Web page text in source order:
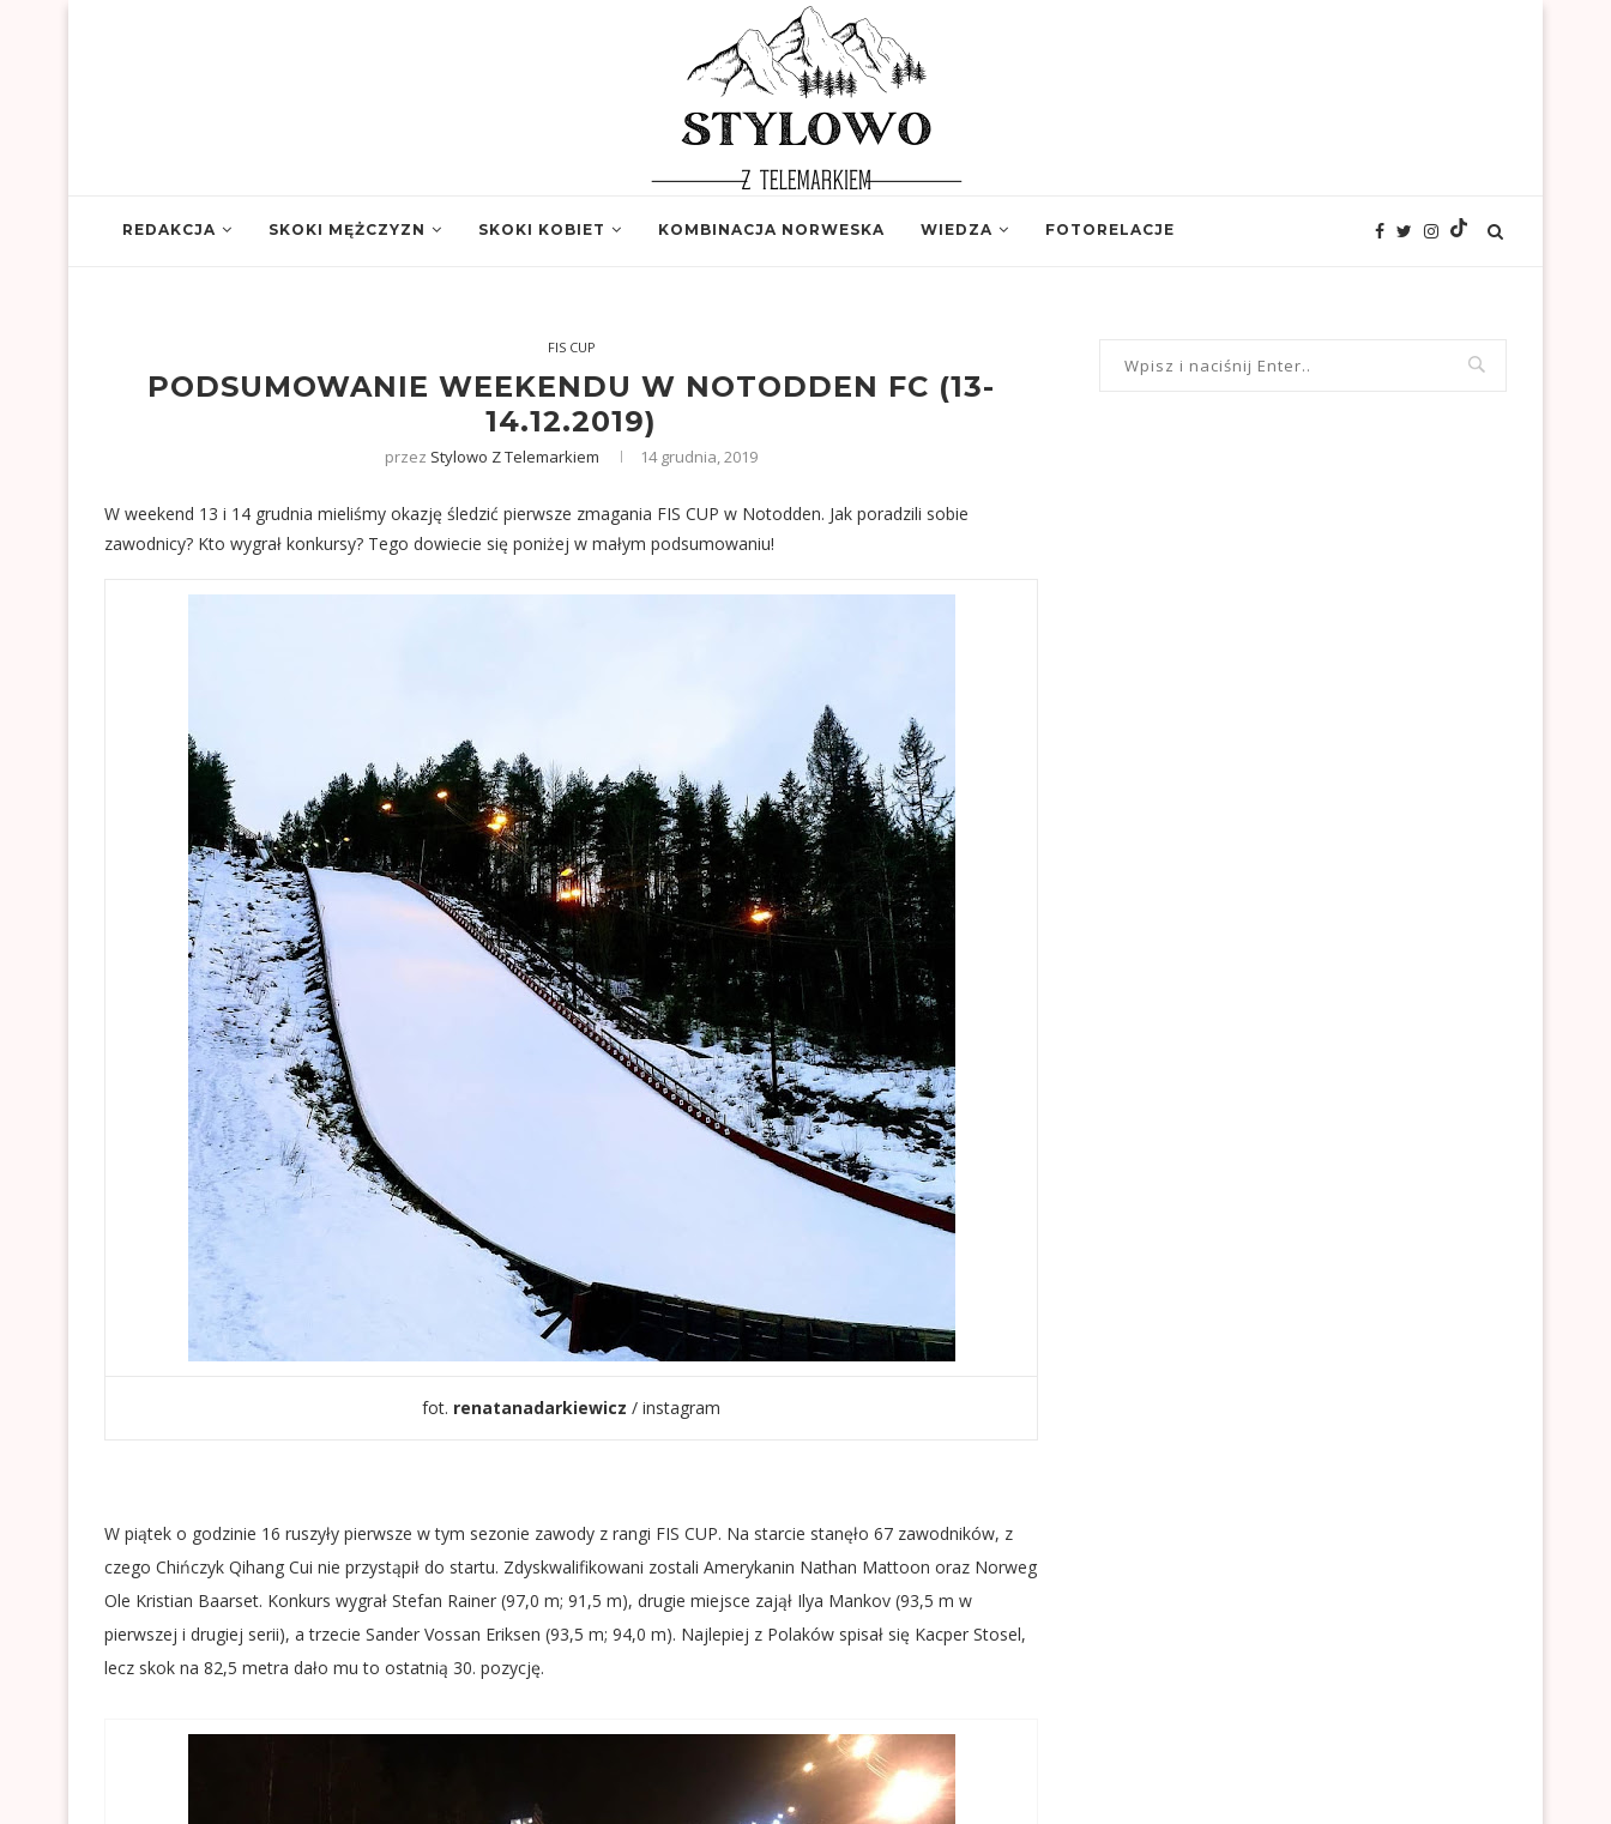
REDAKCJA SKOKI MĘŻCZYZN SKOKI KOBIET KOMBINACJA NORWESKA WIEDZA FOTORELACJE
FIS CUP
PODSUMOWANIE WEEKENDU W NOTODDEN FC (13-
14.12.2019)
przez Stylowo Z Telemarkiem 14 grudnia, 2019
W weekend 13 i 14 grudnia mieliśmy okazję śledzić pierwsze zmagania FIS CUP w Notodden. Jak poradzili sobie
zawodnicy? Kto wygrał konkursy? Tego dowiecie się poniżej w małym podsumowaniu!
fot. renatanadarkiewicz / instagram
W piątek o godzinie 16 ruszyły pierwsze w tym sezonie zawody z rangi FIS CUP. Na starcie stanęło 67 zawodników, z
czego Chińczyk Qihang Cui nie przystąpił do startu. Zdyskwalifikowani zostali Amerykanin Nathan Mattoon oraz Norweg
Ole Kristian Baarset. Konkurs wygrał Stefan Rainer (97,0 m; 91,5 m), drugie miejsce zajął Ilya Mankov (93,5 m w
pierwszej i drugiej serii), a trzecie Sander Vossan Eriksen (93,5 m; 94,0 m). Najlepiej z Polaków spisał się Kacper Stosel,
lecz skok na 82,5 metra dało mu to ostatnią 30. pozycję.